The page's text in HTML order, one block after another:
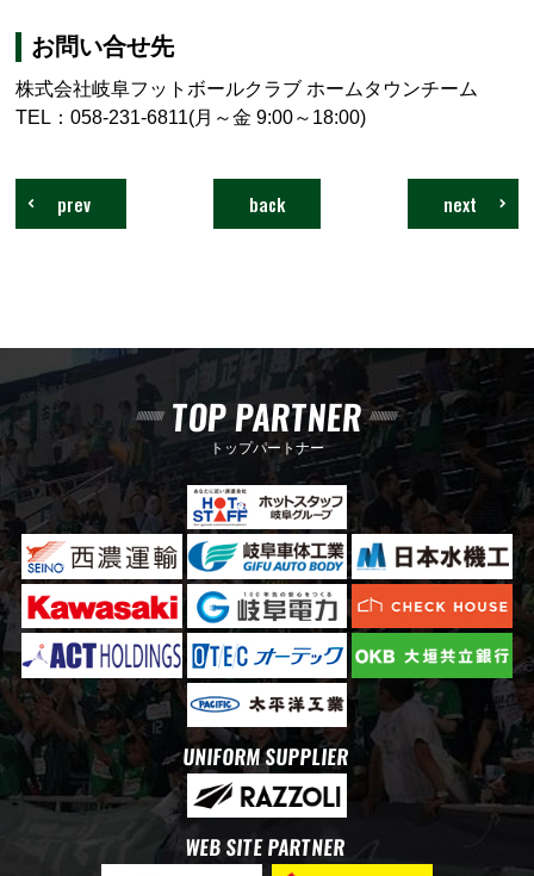
お問い合せ先
株式会社岐阜フットボールクラブ ホームタウンチーム
TEL
：058-231-6811 ( 月～金 9:00～18:00)
next
back
prev
TOP PARTNER
トップパートナー
UNIFORM SUPPLIER
WEB SITE PARTNER